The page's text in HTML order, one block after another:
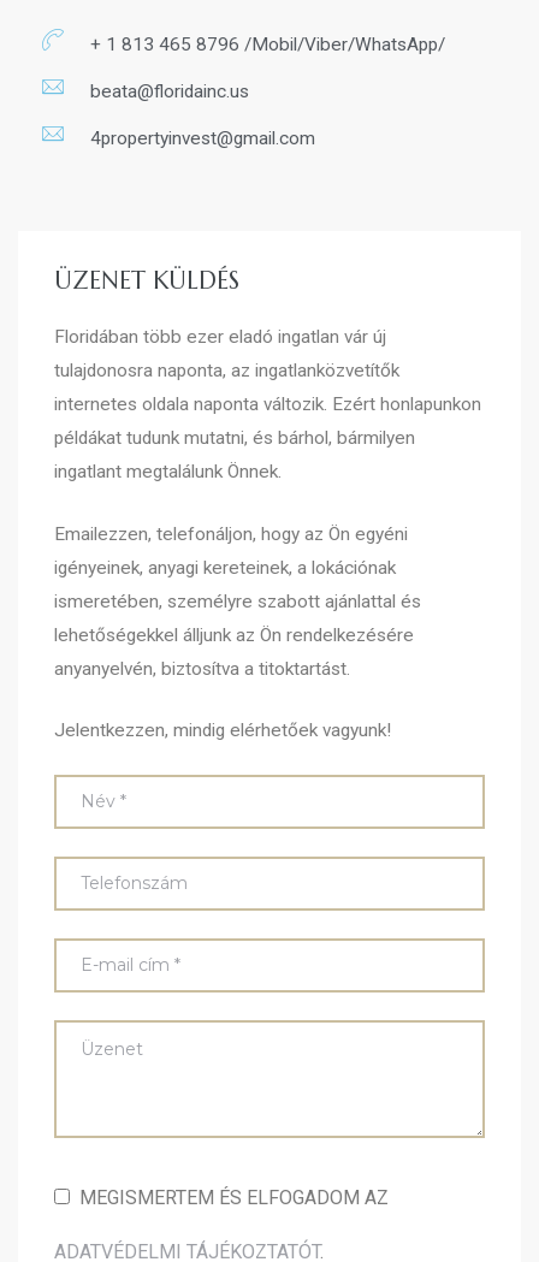
+ 1 813 465 8796 /Mobil/Viber/WhatsApp/
beata@floridainc.us
4propertyinvest@gmail.com
ÜZENET KÜLDÉS
Floridában több ezer eladó ingatlan vár új
tulajdonosra naponta, az ingatlanközvetítők
internetes oldala naponta változik. Ezért honlapunkon
példákat tudunk mutatni, és bárhol, bármilyen
ingatlant megtalálunk Önnek.
Emailezzen, telefonáljon, hogy az Ön egyéni
igényeinek, anyagi kereteinek, a lokációnak
ismeretében, személyre szabott ajánlattal és
lehetőségekkel álljunk az Ön rendelkezésére
anyanyelvén, biztosítva a titoktartást.
Jelentkezzen, mindig elérhetőek vagyunk!
MEGISMERTEM ÉS ELFOGADOM AZ
ADATVÉDELMI TÁJÉKOZTATÓT.